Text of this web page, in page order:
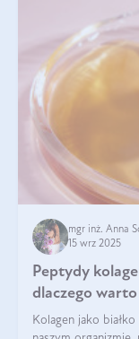
mgr inż. Anna
15 wrz 2025
Peptydy
dlaczego
Kolagen jako